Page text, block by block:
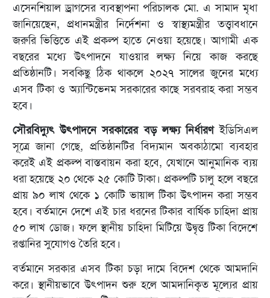
এসেনশিয়াল ড্রাগসের ব্যবস্থাপনা পরিচালক মো. এ সামাদ মৃধা
জানিয়েছেন, প্রধানমন্ত্রীর নির্দেশনা ও স্বাস্থ্যমন্ত্রীর তত্ত্বাবধানে
জরুরি ভিত্তিতে এই প্রকল্প হাতে নেওয়া হয়েছে। আগামী এক
বছরের মধ্যে উৎপাদনে যাওয়ার লক্ষ্য নিয়ে কাজ করছে
প্রতিষ্ঠানটি। সবকিছু ঠিক থাকলে ২০২৭ সালের জুনের মধ্যে
এসব টিকা ও অ্যান্টিভেনম সরকারের কাছে সরবরাহ করা সম্ভব
হবে।
সৌরবিদ্যুৎ উৎপাদনে সরকারের বড় লক্ষ্য নির্ধারণইডিসিএল
সূত্রে জানা গেছে, প্রতিষ্ঠানটির বিদ্যমান অবকাঠামো ব্যবহার
করেই এই প্রকল্প বাস্তবায়ন করা হবে, যেখানে আনুমানিক ব্যয়
ধরা হয়েছে ২০ থেকে ২৫ কোটি টাকা। প্রকল্পটি চালু হলে বছরে
প্রায় ৯০ লাখ থেকে ১ কোটি ভায়াল টিকা উৎপাদন করা সম্ভব
হবে। বর্তমানে দেশে এই চার ধরনের টিকার বার্ষিক চাহিদা প্রায়
৫০ লাখ ডোজ। ফলে স্থানীয় চাহিদা মিটিয়ে উদ্বৃত্ত টিকা বিদেশে
রপ্তানির সুযোগও তৈরি হবে।
বর্তমানে সরকার এসব টিকা চড়া দামে বিদেশ থেকে আমদানি
করে। স্থানীয়ভাবে উৎপাদন শুরু হলে আমদানিকৃত মূল্যের প্রায়